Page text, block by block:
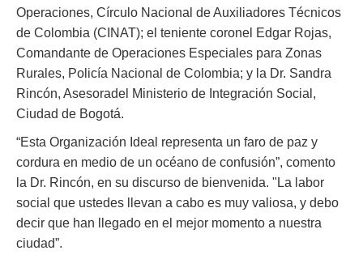
Operaciones, Círculo Nacional de Auxiliadores Técnicos
de Colombia (CINAT); el teniente coronel Edgar Rojas,
Comandante de Operaciones Especiales para Zonas
Rurales, Policía Nacional de Colombia; y la Dr. Sandra
Rincón, Asesoradel Ministerio de Integración Social,
Ciudad de Bogotá.
“Esta Organización Ideal representa un faro de paz y
cordura en medio de un océano de confusión”, comento
la Dr. Rincón, en su discurso de bienvenida. "La labor
social que ustedes llevan a cabo es muy valiosa, y debo
decir que han llegado en el mejor momento a nuestra
ciudad”.